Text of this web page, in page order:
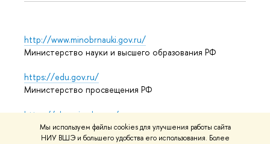
Мы используем файлы cookies для улучшения работы сайта
НИУ ВШЭ и большего удобства его использования. Более
http://www.minobrnauki.gov.ru/
Министерство науки и высшего образования РФ
https://edu.gov.ru/
Министерство просвещения РФ
https://elearning.hse.ru/mooc
Массовые открытые онлайн-курсы